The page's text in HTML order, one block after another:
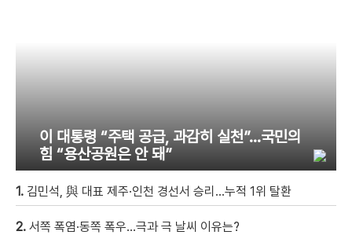
이 대통령 “주택 공급, 과감히 실천”…국민의
힘 “용산공원은 안 돼”
1. 김민석, 與 대표 제주·인천 경선서 승리…누적 1위 탈환
2. 서쪽 폭염·동쪽 폭우…극과 극 날씨 이유는?